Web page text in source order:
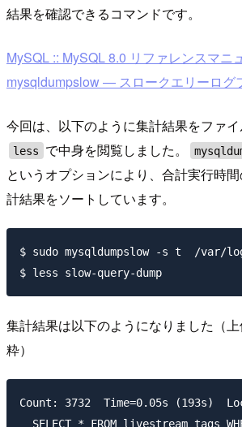
結果を確認できるコマンドです。
MySQL :: MySQL 8.0 リファレンスマニ
mysqldumpslow — スロークエリーログ
今回は、以下のように集計結果をファ
less で中身を閲覧しました。
というオプションにより、合計実行時
計結果をソートしています。
$ sudo mysqldumpslow -s t  /var/
集計結果は以下のようになりました（
粋）
Count: 3732  Time=0.05s (193s)
SELECT * FROM livestream_tags